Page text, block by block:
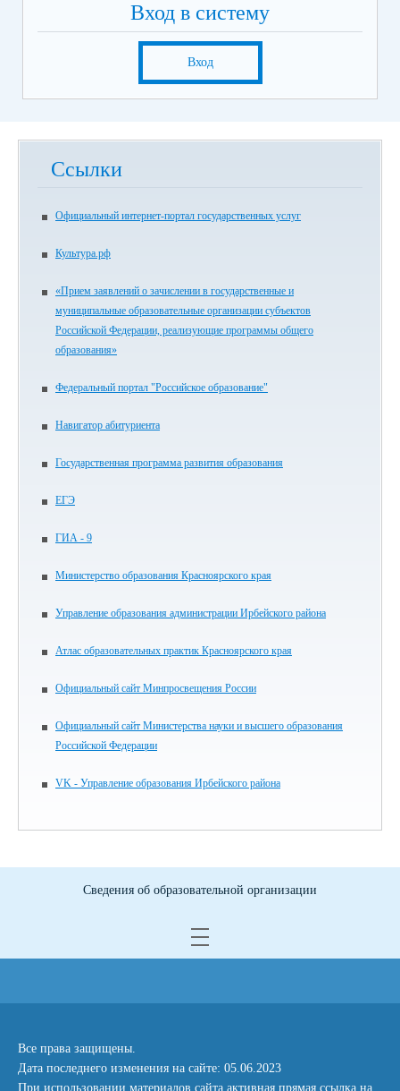
Вход в систему
Вход
Ссылки
Официальный интернет-портал государственных услуг
Культура.рф
«Прием заявлений о зачислении в государственные и
муниципальные образовательные организации субъектов
Российской Федерации, реализующие программы общего
образования»
Федеральный портал "Российское образование"
Навигатор абитуриента
Государственная программа развития образования
ЕГЭ
ГИА - 9
Министерство образования Красноярского края
Управление образования администрации Ирбейского района
Атлас образовательных практик Красноярского края
Официальный сайт Минпросвещения России
Официальный сайт Министерства науки и высшего образования
Российской Федерации
VK - Управление образования Ирбейского района
Сведения об образовательной организации
Все права защищены.
Дата последнего изменения на сайте: 05.06.2023
При использовании материалов сайта активная прямая ссылка на